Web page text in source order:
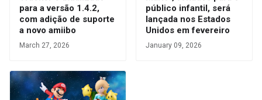
para a versão 1.4.2,
com adição de suporte
a novo amiibo
March 27, 2026
público infantil, será
lançada nos Estados
Unidos em fevereiro
January 09, 2026